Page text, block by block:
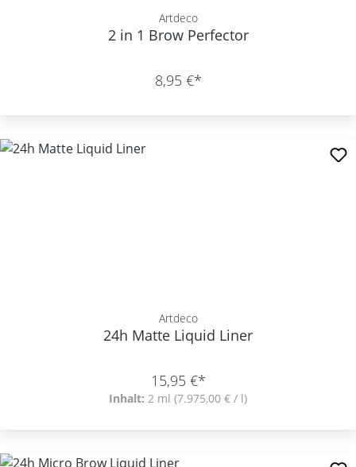
Artdeco
2 in 1 Brow Perfector
8,95 €*
Artdeco
24h Matte Liquid Liner
15,95 €*
Inhalt: 2 ml (7.975,00 € / l)